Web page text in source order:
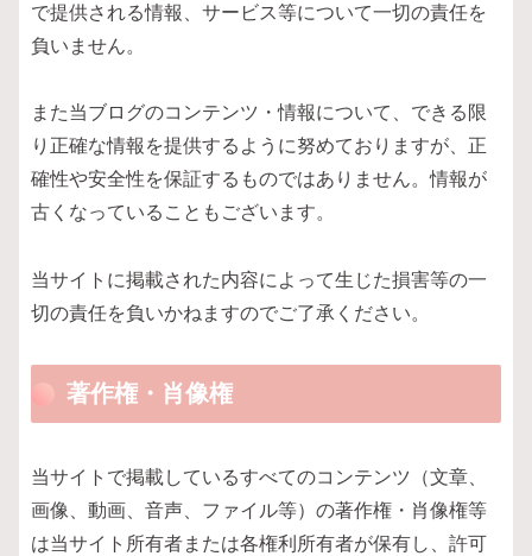
で提供される情報、サービス等について一切の責任を
負いません。
また当ブログのコンテンツ・情報について、できる限
り正確な情報を提供するように努めておりますが、正
確性や安全性を保証するものではありません。情報が
古くなっていることもございます。
当サイトに掲載された内容によって生じた損害等の一
切の責任を負いかねますのでご了承ください。
著作権・肖像権
当サイトで掲載しているすべてのコンテンツ（文章、
画像、動画、音声、ファイル等）の著作権・肖像権等
は当サイト所有者または各権利所有者が保有し、許可